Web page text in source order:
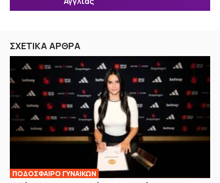
ΣΧΕΤΙΚΑ ΑΡΘΡΑ
ΠΟΔΟΣΦΑΙΡΟ ΓΥΝΑΙΚΩΝ